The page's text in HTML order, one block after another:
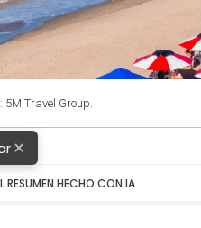
5M Travel Group.
×
RESUMEN HECHO CON IA